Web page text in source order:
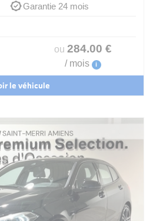
Garantie 24 mois
ou 284.00 €
/ mois i
le véhicule